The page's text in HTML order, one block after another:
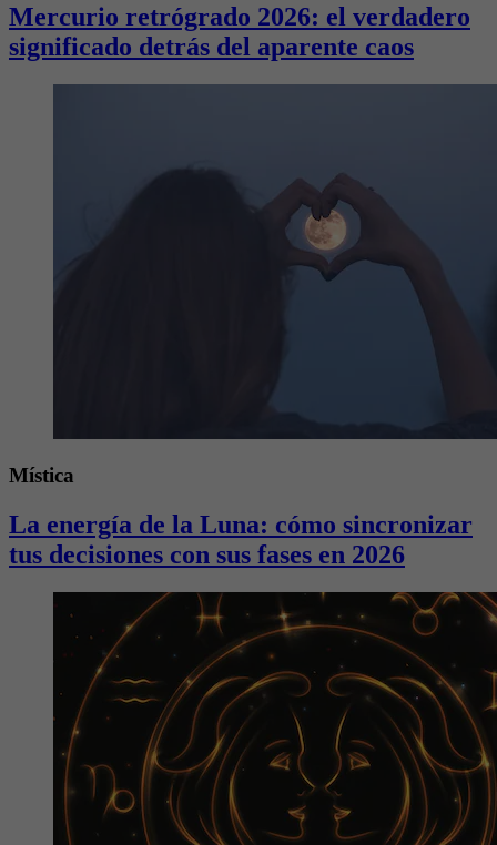
Mercurio retrógrado 2026: el verdadero
significado detrás del aparente caos
Mística
La energía de la Luna: cómo sincronizar
tus decisiones con sus fases en 2026